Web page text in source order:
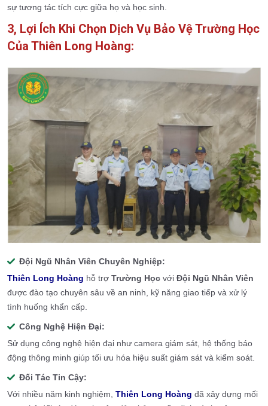
sự tương tác tích cực giữa họ và học sinh.
3, Lợi Ích Khi Chọn Dịch Vụ Bảo Vệ Trường Học
Của Thiên Long Hoàng:
Đội Ngũ Nhân Viên Chuyên Nghiệp:
Thiên Long Hoàng hỗ trợ Trường Học với Đội Ngũ Nhân Viên
được đào tạo chuyên sâu về an ninh, kỹ năng giao tiếp và xử lý
tình huống khẩn cấp.
Công Nghệ Hiện Đại:
Sử dụng công nghệ hiện đại như camera giám sát, hệ thống báo
động thông minh giúp tối ưu hóa hiệu suất giám sát và kiểm soát.
Đối Tác Tin Cậy:
Với nhiều năm kinh nghiệm, Thiên Long Hoàng đã xây dựng mối